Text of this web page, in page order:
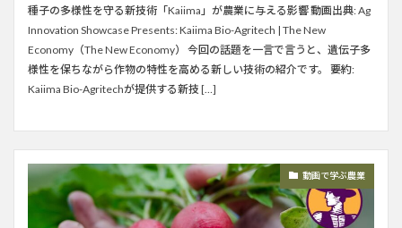
種子の多様性を守る新技術「Kaiima」が農業に与える影響 動画出典: Ag
Innovation Showcase Presents: Kaiima Bio-Agritech | The New
Economy（The New Economy） 今回の話題を一言で言うと、遺伝子多
様性を保ちながら作物の特性を高める新しい技術の紹介です。 要約:
Kaiima Bio-Agritechが提供する新技 […]
動画で学ぶ農業